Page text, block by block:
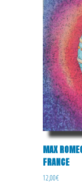
MAX
FRANCE
12,00€